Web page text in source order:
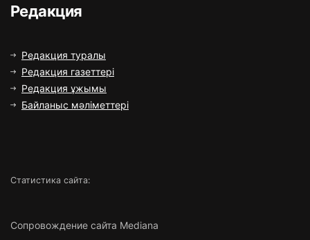
Редакция
Редакция туралы
Редакция газеттері
Редакция ұжымы
Байланыс мәліметтері
Статистика сайта:
Сопровождение сайта Mediana